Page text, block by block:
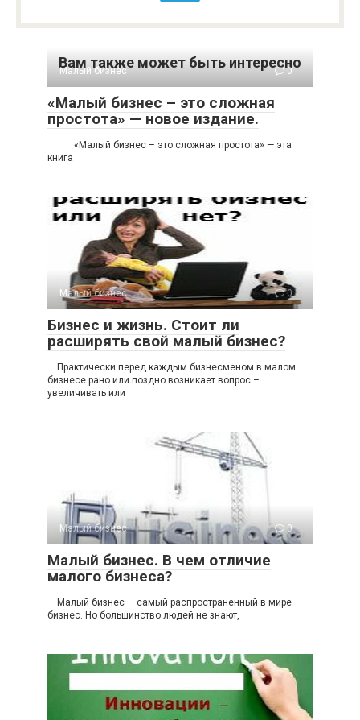
Вам также может быть интересно
Малый бизнес 0
«Малый бизнес – это сложная
простота» — новое издание.
«Малый бизнес – это сложная простота» — эта
книга
Малый бизнес 0
Бизнес и жизнь. Стоит ли
расширять свой малый бизнес?
Практически перед каждым бизнесменом в малом
бизнесе рано или поздно возникает вопрос –
увеличивать или
Малый бизнес 0
Малый бизнес. В чем отличие
малого бизнеса?
Малый бизнес — самый распространенный в мире
бизнес. Но большинство людей не знают,